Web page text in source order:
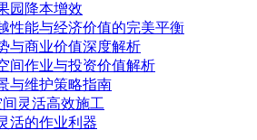
园降本增效
性能与经济价值的完美平衡
与商业价值深度解析
间作业与投资价值解析
与维护策略指南
灵活高效施工
活的作业利器